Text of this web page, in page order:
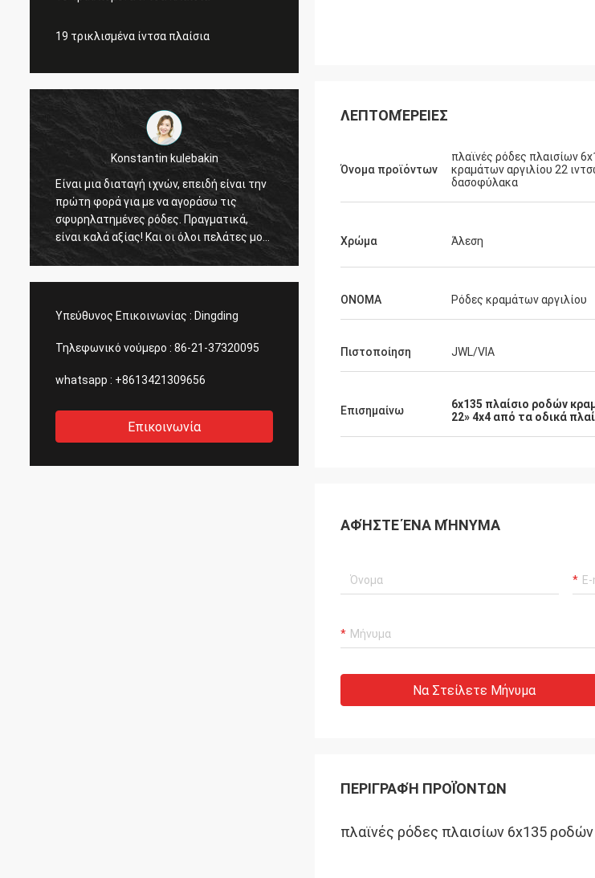
19 τρικλισμένα ίντσα πλαίσια
Konstantin kulebakin
Είναι μια διαταγή ιχνών, επειδή είναι την
πρώτη φορά για με να αγοράσω τις
σφυρηλατημένες ρόδες. Πραγματικά,
είναι καλά αξίας! Και οι όλοι πελάτες μου
είναι ικανοποιούν την ποιότητα. Πλανίζω
μπορούν να τελειώσουν πριν από τις
κινεζικές διακοπές!
Lucas Mendes
τρομερή ρόδα, καλή ποιότητα και
συμπαθητικό σχέδιο. σας ευχαριστώ για
υπηρεσία
Υπεύθυνος Επικοινωνίας : Dingding
Τηλεφωνικό νούμερο : 86-21-37320095
whatsapp : +8613421309656
Επικοινωνία
ΛΕΠΤΟΜΈΡΕΙΕΣ
Όνομα προϊόντων
πλαϊνές ρόδες πλαισίων
κραμάτων αργιλίου 22
δασοφύλακα
Χρώμα Άλεση
ΟΝΟΜΑ Ρόδες κραμάτων αργιλίου
Πιστοποίηση JWL/VIA
Επισημαίνω 6x135 πλαίσιο ροδών
22» 4x4 από τα οδικά
ΑΦΉΣΤΕ ΈΝΑ ΜΉΝΥΜΑ
Να Στείλετε Μήνυμα
ΠΕΡΙΓΡΑΦΉ ΠΡΟΪΌΝΤΩΝ
πλαϊνές ρόδες πλαισίων 6x135